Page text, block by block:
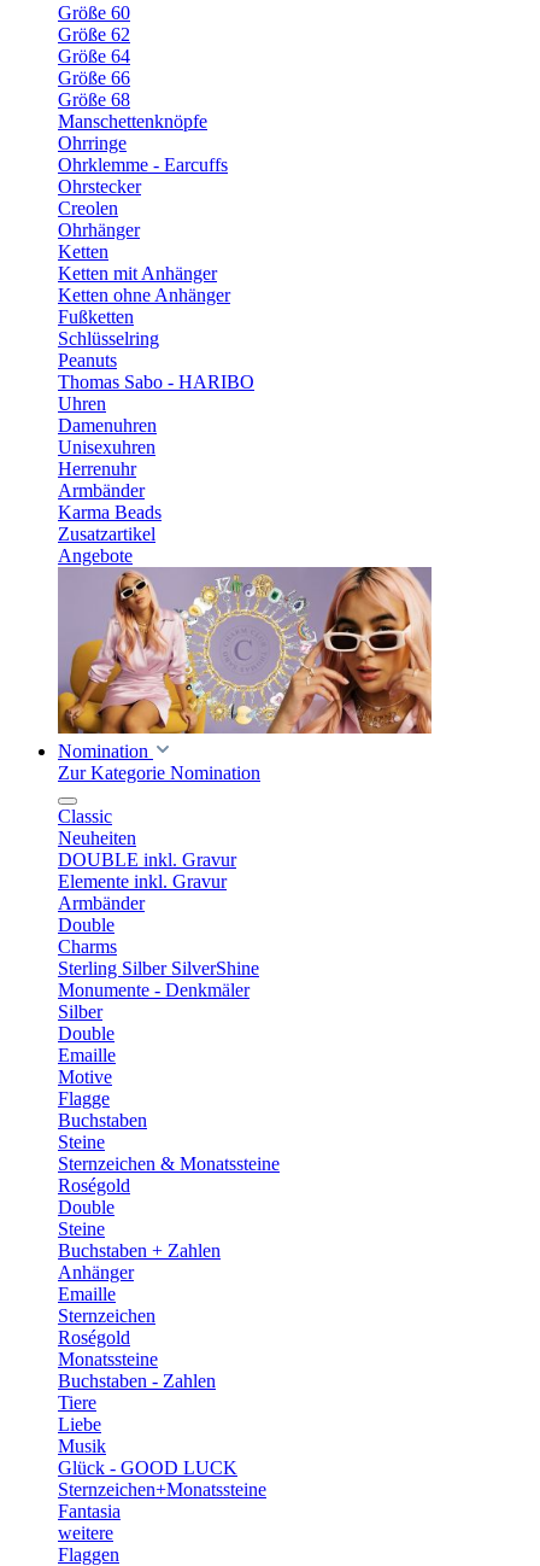
Größe 60
Größe 62
Größe 64
Größe 66
Größe 68
Manschettenknöpfe
Ohrringe
Ohrklemme - Earcuffs
Ohrstecker
Creolen
Ohrhänger
Ketten
Ketten mit Anhänger
Ketten ohne Anhänger
Fußketten
Schlüsselring
Peanuts
Thomas Sabo - HARIBO
Uhren
Damenuhren
Unisexuhren
Herrenuhr
Armbänder
Karma Beads
Zusatzartikel
Angebote
Nomination
Zur Kategorie Nomination
Classic
Neuheiten
DOUBLE inkl. Gravur
Elemente inkl. Gravur
Armbänder
Double
Charms
Sterling Silber SilverShine
Monumente - Denkmäler
Silber
Double
Emaille
Motive
Flagge
Buchstaben
Steine
Sternzeichen & Monatssteine
Roségold
Double
Steine
Buchstaben + Zahlen
Anhänger
Emaille
Sternzeichen
Roségold
Monatssteine
Buchstaben - Zahlen
Tiere
Liebe
Musik
Glück - GOOD LUCK
Sternzeichen+Monatssteine
Fantasia
weitere
Flaggen